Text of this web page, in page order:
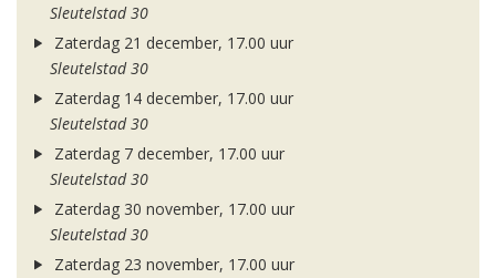
Sleutelstad 30
Zaterdag 21 december, 17.00 uur
Sleutelstad 30
Zaterdag 14 december, 17.00 uur
Sleutelstad 30
Zaterdag 7 december, 17.00 uur
Sleutelstad 30
Zaterdag 30 november, 17.00 uur
Sleutelstad 30
Zaterdag 23 november, 17.00 uur